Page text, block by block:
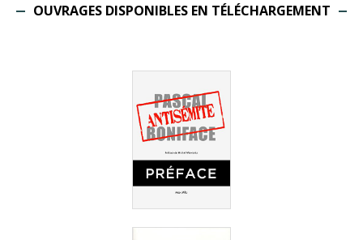
OUVRAGES DISPONIBLES EN TÉLÉCHARGEMENT